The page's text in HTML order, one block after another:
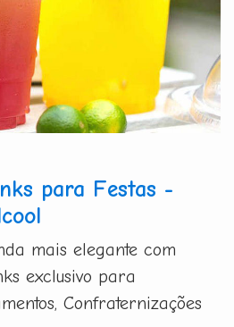
para Festas -
mais elegante com
exclusivo para
Confraternizações